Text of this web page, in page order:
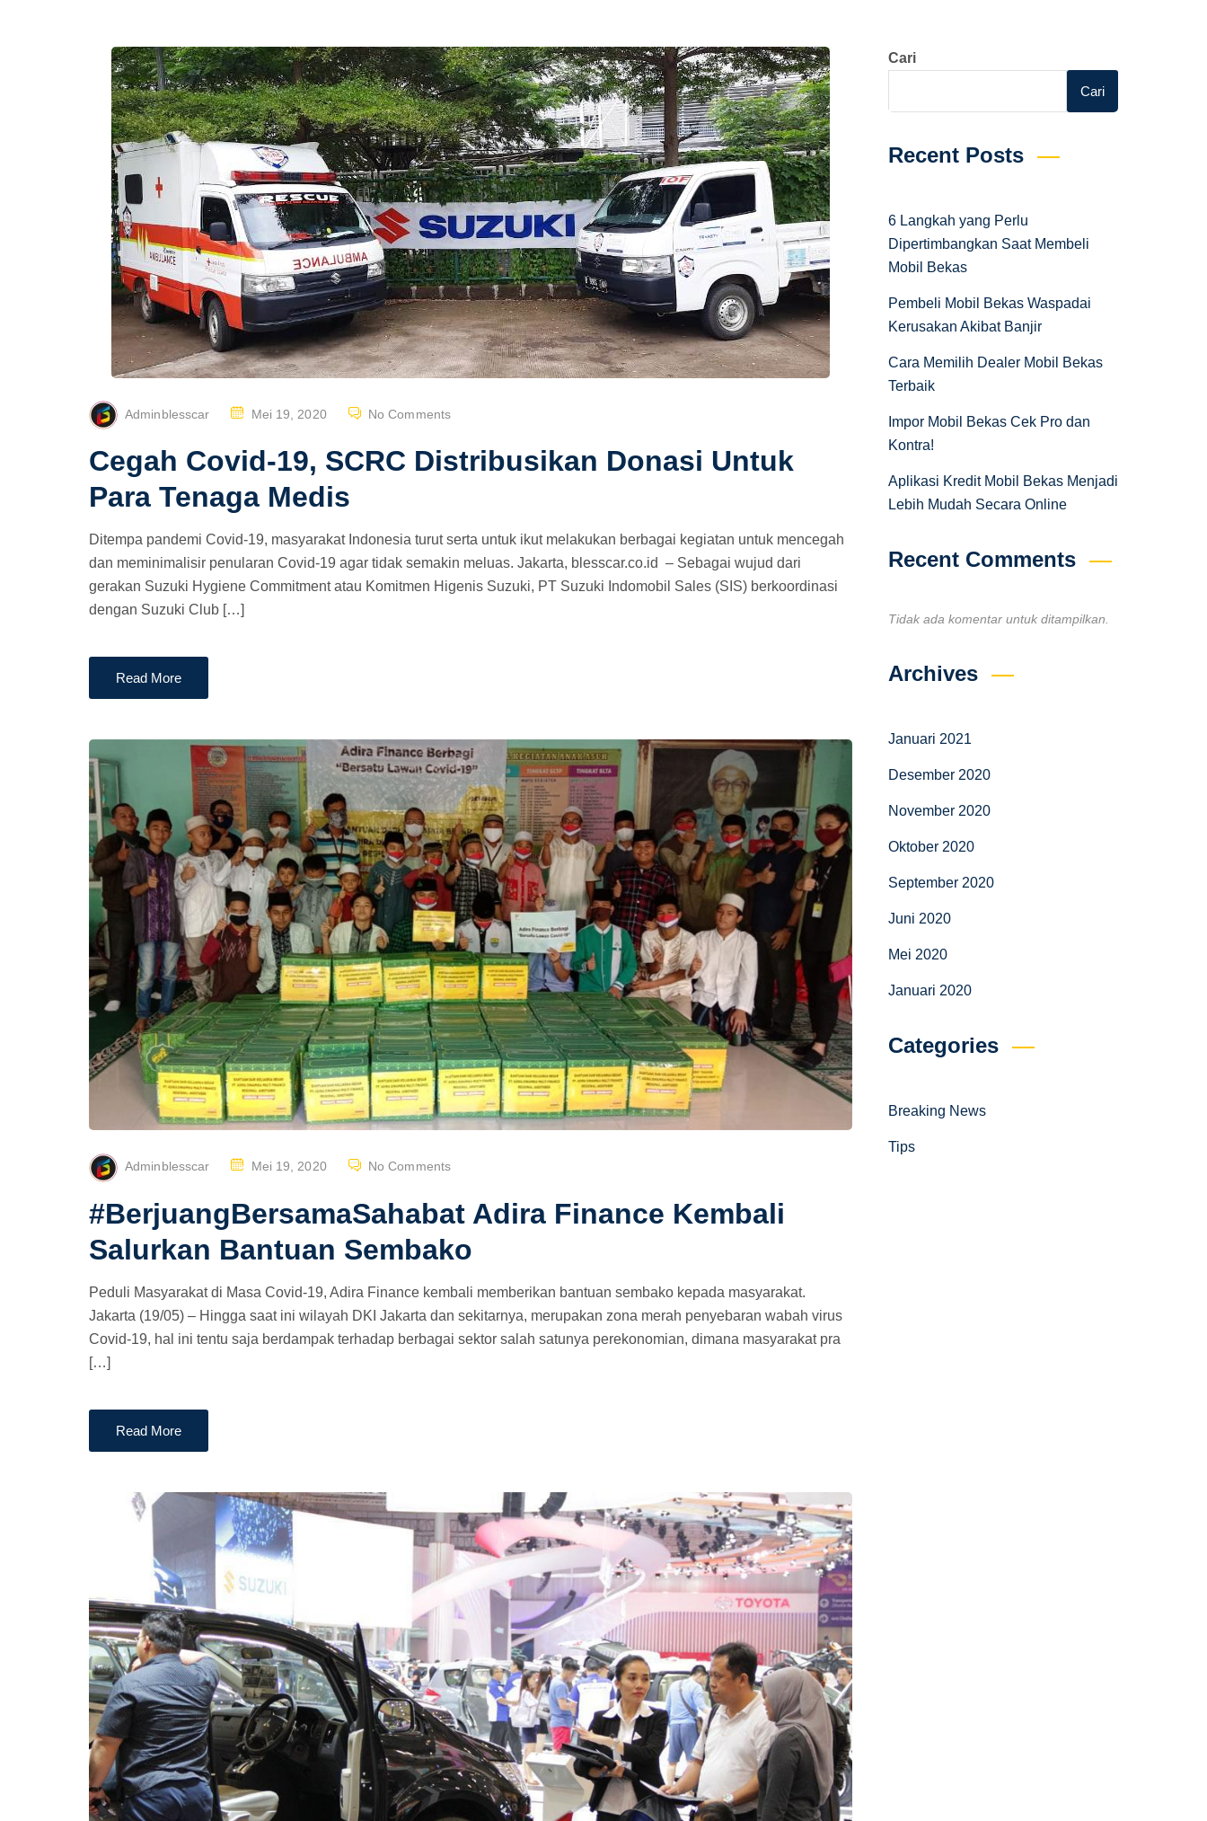
Adminblesscar
P
S
E
Mei 19, 2020 No Comments
Cegah Covid-19, SCRC Distribusikan Donasi Untuk
Para Tenaga Medis
Ditempa pandemi Covid-19, masyarakat Indonesia turut serta untuk ikut melakukan berbagai kegiatan untuk mencegah
dan meminimalisir penularan Covid-19 agar tidak semakin meluas. Jakarta, blesscar.co.id – Sebagai wujud dari
gerakan Suzuki Hygiene Commitment atau Komitmen Higenis Suzuki, PT Suzuki Indomobil Sales (SIS) berkoordinasi
dengan Suzuki Club […]
Read More
Adminblesscar
P
S
E
Mei 19, 2020 No Comments
#BerjuangBersamaSahabat Adira Finance Kembali
Salurkan Bantuan Sembako
Peduli Masyarakat di Masa Covid-19, Adira Finance kembali memberikan bantuan sembako kepada masyarakat.
Jakarta (19/05) – Hingga saat ini wilayah DKI Jakarta dan sekitarnya, merupakan zona merah penyebaran wabah virus
Covid-19, hal ini tentu saja berdampak terhadap berbagai sektor salah satunya perekonomian, dimana masyarakat pra
[…]
Read More
Cari
Cari
Recent Posts
6 Langkah yang Perlu
Dipertimbangkan Saat Membeli
Mobil Bekas
Pembeli Mobil Bekas Waspadai
Kerusakan Akibat Banjir
Cara Memilih Dealer Mobil Bekas
Terbaik
Impor Mobil Bekas Cek Pro dan
Kontra!
Aplikasi Kredit Mobil Bekas Menjadi
Lebih Mudah Secara Online
Recent Comments
Tidak ada komentar untuk ditampilkan.
Archives
Januari 2021
Desember 2020
November 2020
Oktober 2020
September 2020
Juni 2020
Mei 2020
Januari 2020
Categories
Breaking News
Tips